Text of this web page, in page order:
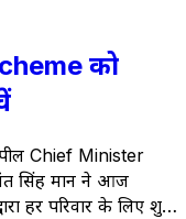
को
Chief Minister
सिंह मान ने आज
हर परिवार के लिए शुरू